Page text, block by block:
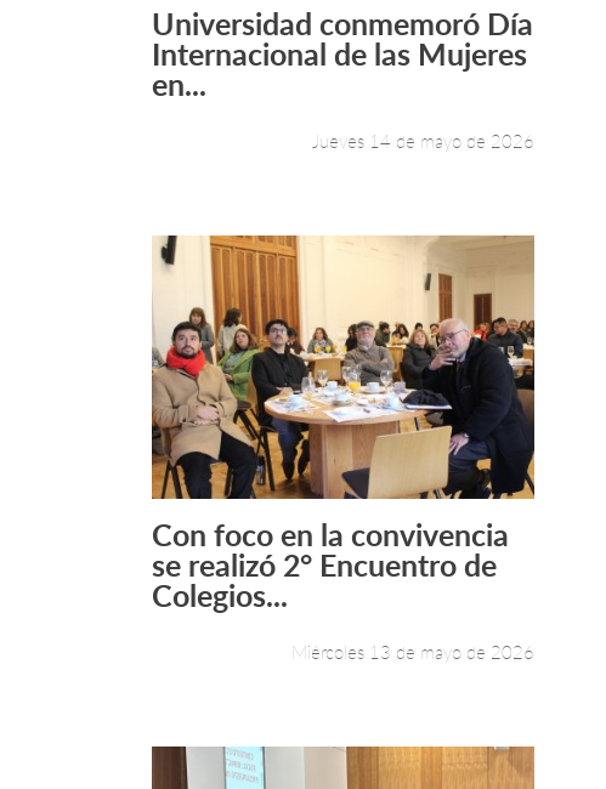
Leer más +
Universidad conmemoró Día
Internacional de las Mujeres
en...
Jueves 14 de mayo de 2026
Leer más +
Con foco en la convivencia
se realizó 2° Encuentro de
Colegios...
Miércoles 13 de mayo de 2026